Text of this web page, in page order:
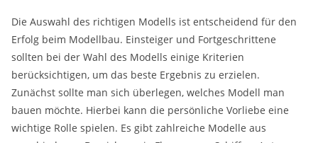
Die Auswahl des richtigen Modells ist entscheidend für den
Erfolg beim Modellbau. Einsteiger und Fortgeschrittene
sollten bei der Wahl des Modells einige Kriterien
berücksichtigen, um das beste Ergebnis zu erzielen.
Zunächst sollte man sich überlegen, welches Modell man
bauen möchte. Hierbei kann die persönliche Vorliebe eine
wichtige Rolle spielen. Es gibt zahlreiche Modelle aus